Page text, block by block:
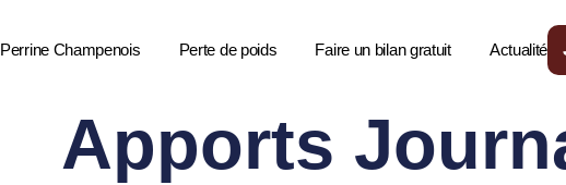
Perrine Champenois Perte de poids Faire un bilan gratuit Actualité
Apports